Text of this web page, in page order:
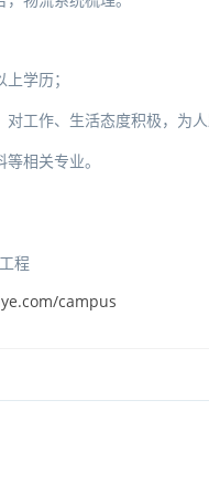
学历；
工作、生活态度积极，为人
相关专业。
程
campus